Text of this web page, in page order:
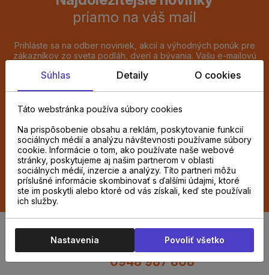
priamo na váš mail
Prihláste sa na odber noviniek, akcií a výhodných ponúk pre
zákazníkov zo sveta podláh, dverí a bývania. Vašu e-mailovú
mailov. Prihlásenie dokončíte kliknutím na potvrdzovací odkaz,
ODOBERAŤ
Súhlasím so spracovanímosobných údajov
0948 987 808
Súhlas Detaily O cookies
Táto webstránka používa súbory cookies
Na prispôsobenie obsahu a reklám, poskytovanie funkcií
sociálnych médií a analýzu návštevnosti používame súbory
cookie. Informácie o tom, ako používate naše webové
stránky, poskytujeme aj našim partnerom v oblasti
sociálnych médií, inzercie a analýzy. Títo partneri môžu
príslušné informácie skombinovať s ďalšími údajmi, ktoré
ste im poskytli alebo ktoré od vás získali, keď ste používali
ich služby.
Nastavenia Povoliť všetko